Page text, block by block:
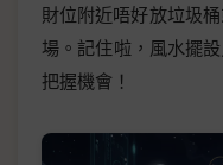
財位附近唔好放垃圾
場。記住啦，風水擺
把握機會！